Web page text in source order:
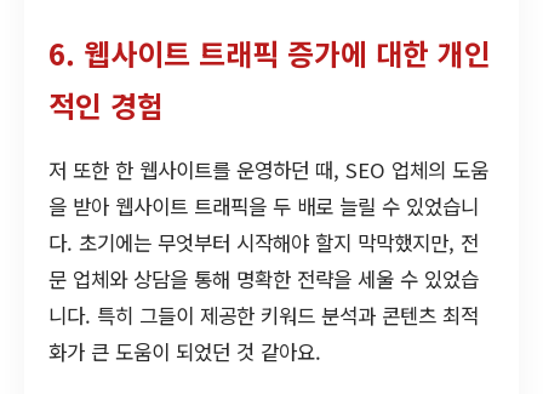
6. 웹사이트 트래픽 증가에 대한 개인
적인 경험
저 또한 한 웹사이트를 운영하던 때, SEO 업체의 도움
을 받아 웹사이트 트래픽을 두 배로 늘릴 수 있었습니
다. 초기에는 무엇부터 시작해야 할지 막막했지만, 전
문 업체와 상담을 통해 명확한 전략을 세울 수 있었습
니다. 특히 그들이 제공한 키워드 분석과 콘텐츠 최적
화가 큰 도움이 되었던 것 같아요.